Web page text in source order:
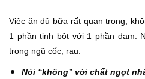
Việc ăn đủ bữa rất quan trọng,
1 phần tinh bột với 1 phần đạm.
trong ngũ cốc, rau.
Nói “không” với chất ngọt